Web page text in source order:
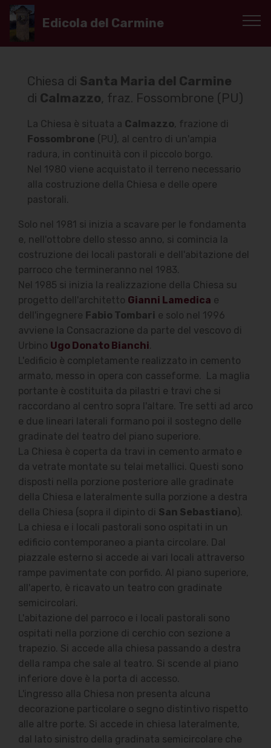
Chiesa di Santa Maria del Carmine
di Calmazzo, fraz. Fossombrone (PU)
La Chiesa è situata a Calmazzo, frazione di
Fossombrone (PU), al centro di un'ampia
radura, in continuità con il piccolo borgo.
Nel 1980 viene acquistato il terreno necessario
alla costruzione della Chiesa e delle opere
pastorali.
Solo nel 1981 si inizia a scavare per le fondamenta
e, nell'ottobre dello stesso anno, si comincia la
costruzione dei locali pastorali e dell'abitazione del
parroco che termineranno nel 1983.
Nel 1985 si inizia la realizzazione della Chiesa su
progetto dell'architetto Gianni Lamedica e
dell'ingegnere Fabio Tombari e solo nel 1996
avviene la Consacrazione da parte del vescovo di
Urbino Ugo Donato Bianchi.
L'edificio è completamente realizzato in cemento
armato, messo in opera con casseforme. La maglia
portante è costituita da pilastri e travi che si
raccordano al centro sopra l'altare. Tre setti ad arco
e due lineari laterali formano poi il sostegno delle
gradinate del teatro del piano superiore.
La Chiesa è coperta da travi in cemento armato e
da vetrate montate su telai metallici. Questi sono
disposti nella porzione posteriore alle gradinate
della Chiesa e lateralmente sulla porzione a destra
della Chiesa (sopra il dipinto di San Sebastiano).
La chiesa e i locali pastorali sono ospitati in un
edificio contemporaneo a pianta circolare. Dal
piazzale esterno si accede ai vari locali attraverso
rampe pavimentate con porfido. Al piano superiore,
all'aperto, è ricavato un teatro con gradinate
semicircolari.
L'abitazione del parroco e i locali pastorali sono
ospitati nella porzione di cerchio con sezione a
trapezio. Si accede alla chiesa passando a destra
della rampa che sale al teatro. Si scende al piano
inferiore dove è la porta di accesso.
L'ingresso alla Chiesa non presenta alcuna
decorazione particolare o segno distintivo rispetto
alle altre porte. Si accede in chiesa lateralmente,
dal lato sinistro della gradinata semicircolare che
Edicola del Carmine